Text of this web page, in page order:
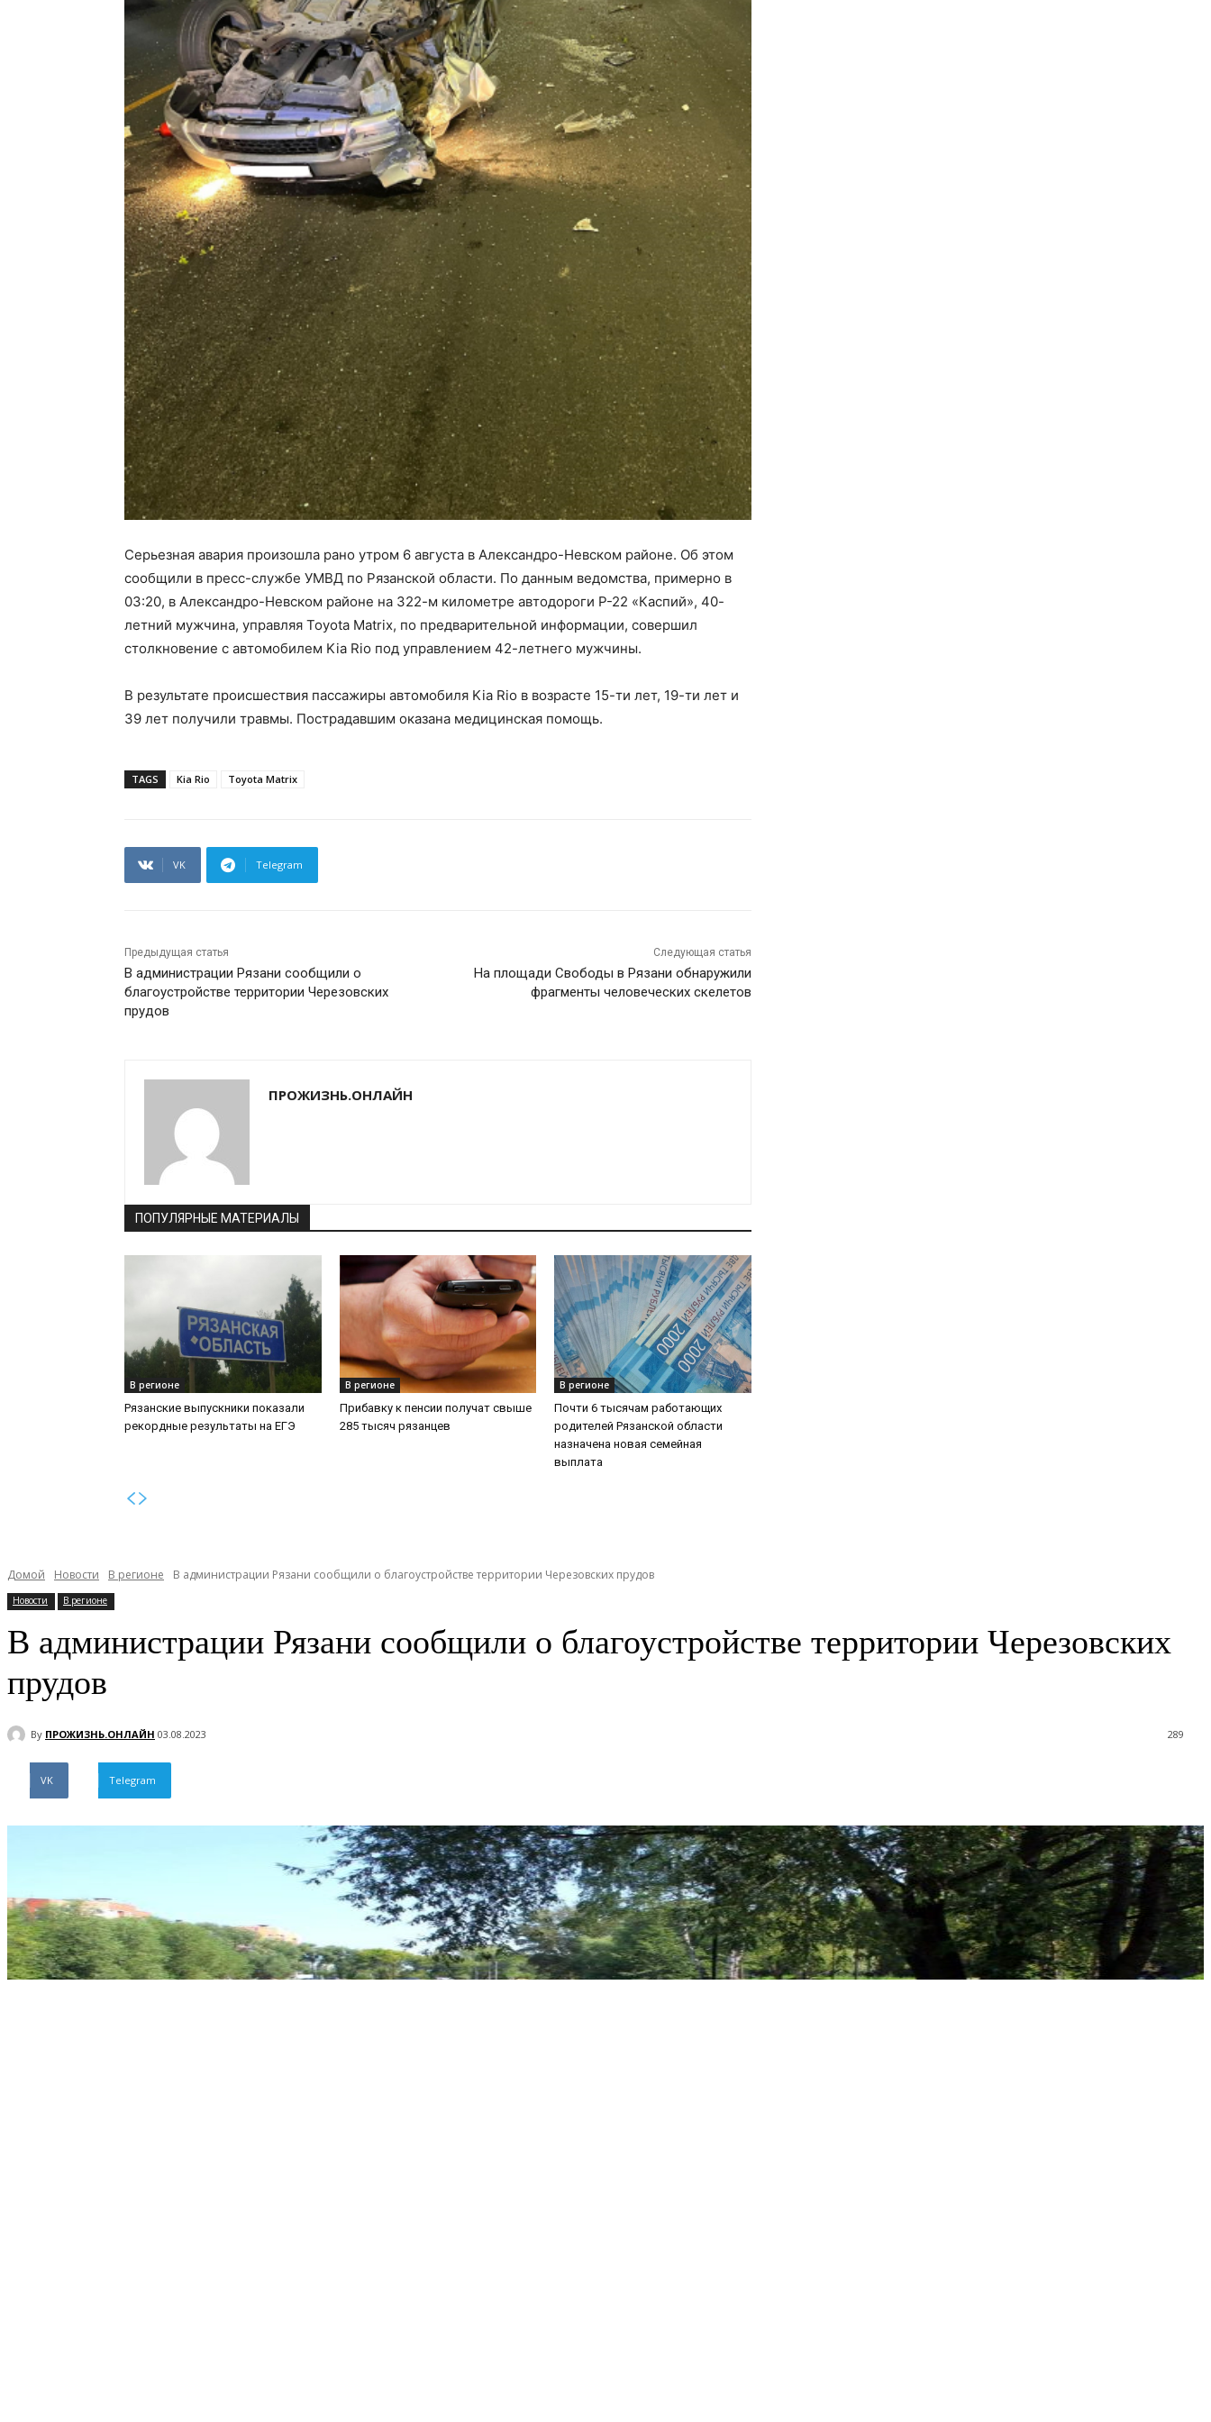
Серьезная авария произошла рано утром 6 августа в Александро-Невском районе. Об этом
сообщили в пресс-службе УМВД по Рязанской области. По данным ведомства, примерно в
03:20, в Александро-Невском районе на 322-м километре автодороги Р-22 «Каспий», 40-
летний мужчина, управляя Toyota Matrix, по предварительной информации, совершил
столкновение с автомобилем Kia Rio под управлением 42-летнего мужчины.
В результате происшествия пассажиры автомобиля Kia Rio в возрасте 15-ти лет, 19-ти лет и
39 лет получили травмы. Пострадавшим оказана медицинская помощь.
TAGS Kia Rio Toyota Matrix
VK Telegram
Предыдущая статья
В администрации Рязани сообщили о
благоустройстве территории Черезовских
прудов
Следующая статья
На площади Свободы в Рязани обнаружили
фрагменты человеческих скелетов
ПРОЖИЗНЬ.ОНЛАЙН
ПОПУЛЯРНЫЕ МАТЕРИАЛЫ
В регионе
Рязанские выпускники показали
рекордные результаты на ЕГЭ
В регионе
Прибавку к пенсии получат свыше
285 тысяч рязанцев
В регионе
Почти 6 тысячам работающих
родителей Рязанской области
назначена новая семейная
выплата